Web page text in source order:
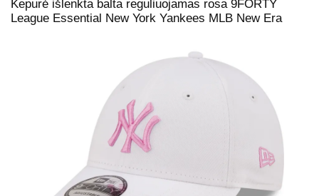
Kepurė išlenkta balta reguliuojamas rosa 9FORTY
League Essential New York Yankees MLB New Era